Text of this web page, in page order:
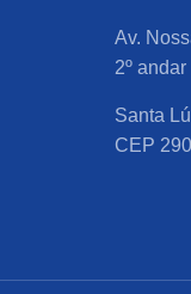
Av.
2º andar
Santa
CEP